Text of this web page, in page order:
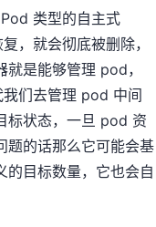
类型的自主式
，就会彻底被删除，
是能够管理 pod，
们去管理 pod 中间
标状态，一旦 pod 资
题的话那么它可能会基
目标数量，它也会自